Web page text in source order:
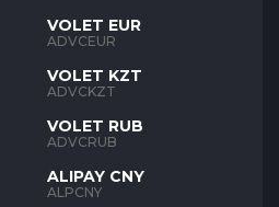
VOLET EUR
ADVCEUR
VOLET KZT
ADVCKZT
VOLET RUB
ADVCRUB
ALIPAY CNY
ALPCNY